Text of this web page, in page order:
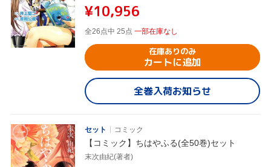
¥10,956
全26点中 25点 一部在庫なし
在庫ありのみ
カートに追加
全巻入荷お知らせ
セット コミック
【コミック】ちはやふる(全50巻)セット
末次由紀(著者)